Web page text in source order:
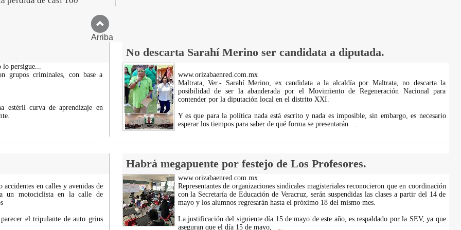
Arriba
No descarta Sarahí Merino ser candidata a diputada.
lo persigue...
grupos criminales, con base a
estéril curva de aprendizaje en
www.orizabaenred.com.mx
Maltrata, Ver.- Sarahí Merino, ex candidata a la alcaldía por Maltrata, no descarta la
posibilidad de ser la abanderada por el Movimiento de Regeneración Nacional para
contender por la diputación local en el distrito XXI.
Y es que para la política nada está escrito y nada es imposible, sin embargo, es necesario
esperar los tiempos para saber de qué forma se presentarán
Habrá megapuente por festejo de Los Profesores.
en calles y avenidas de
un motociclista en la calle de
el tripulante de auto grius
www.orizabaenred.com.mx
Representantes de organizaciones sindicales magisteriales reconocieron que en coordinación
con la Secretaría de Educación de Veracruz, serán suspendidas las clases a partir del 14 de
mayo y los alumnos regresarán hasta el próximo 18 del mismo mes.
La justificación del siguiente día 15 de mayo de este año, es respaldado por la SEV, ya que
aseguran que el día 15 de mayo,